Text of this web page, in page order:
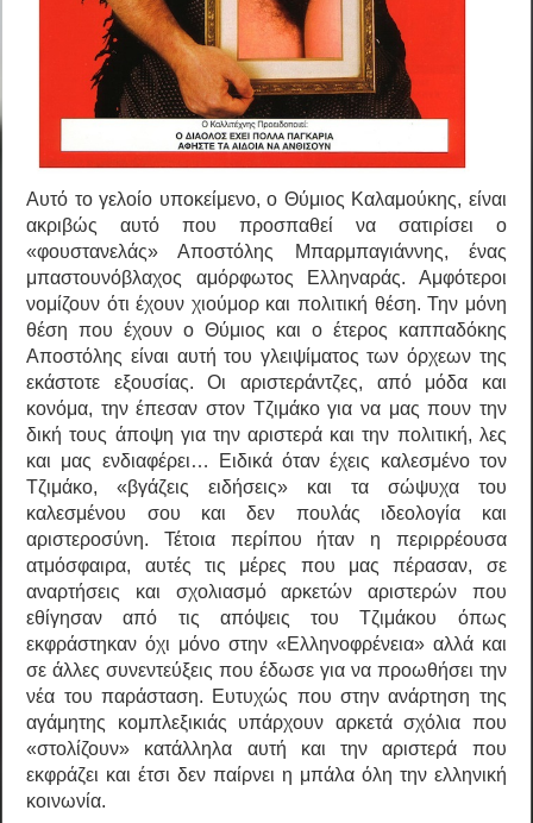
Αυτό το γελοίο υποκείμενο, ο Θύμιος Καλαμούκης, είναι
ακριβώς αυτό που προσπαθεί να σατιρίσει ο
«φουστανελάς» Αποστόλης Μπαρμπαγιάννης, ένας
μπαστουνόβλαχος αμόρφωτος Ελληναράς. Αμφότεροι
νομίζουν ότι έχουν χιούμορ και πολιτική θέση. Την μόνη
θέση που έχουν ο Θύμιος και ο έτερος καππαδόκης
Αποστόλης είναι αυτή του γλειψίματος των όρχεων της
εκάστοτε εξουσίας. Οι αριστεράντζες, από μόδα και
κονόμα, την έπεσαν στον Τζιμάκο για να μας πουν την
δική τους άποψη για την αριστερά και την πολιτική, λες
και μας ενδιαφέρει… Ειδικά όταν έχεις καλεσμένο τον
Τζιμάκο, «βγάζεις ειδήσεις» και τα σώψυχα του
καλεσμένου σου και δεν πουλάς ιδεολογία και
αριστεροσύνη. Τέτοια περίπου ήταν η περιρρέουσα
ατμόσφαιρα, αυτές τις μέρες που μας πέρασαν, σε
αναρτήσεις και σχολιασμό αρκετών αριστερών που
εθίγησαν από τις απόψεις του Τζιμάκου όπως
εκφράστηκαν όχι μόνο στην «Ελληνοφρένεια» αλλά και
σε άλλες συνεντεύξεις που έδωσε για να προωθήσει την
νέα του παράσταση. Ευτυχώς που στην ανάρτηση της
αγάμητης κομπλεξικιάς υπάρχουν αρκετά σχόλια που
«στολίζουν» κατάλληλα αυτή και την αριστερά που
εκφράζει και έτσι δεν παίρνει η μπάλα όλη την ελληνική
κοινωνία.